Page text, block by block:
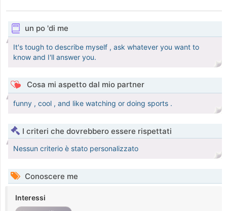
un po 'di me
It's tough to describe myself , ask whatever you want to
know and I'll answer you.
Cosa mi aspetto dal mio partner
funny , cool , and like watching or doing sports .
I criteri che dovrebbero essere rispettati
Nessun criterio è stato personalizzato
Conoscere me
Interessi